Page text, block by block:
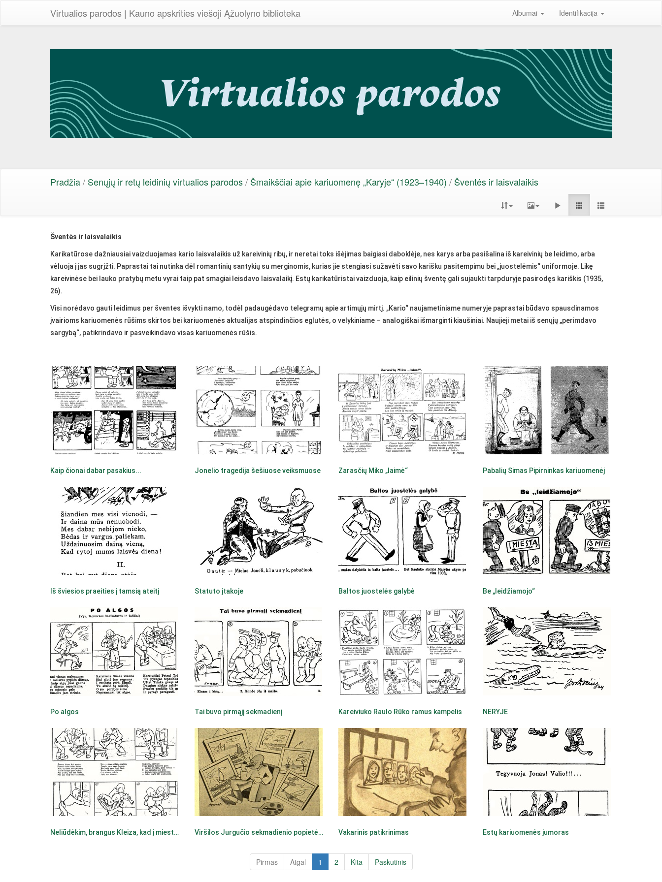
Virtualios parodos | Kauno apskrities viešoji Ąžuolyno biblioteka Albumai Identifikacija
Pradžia/ Senųjų ir retų leidinių virtualios parodos/ Šmaikščiai apie kariuomenę „Karyje“ (1923–1940) / Šventės ir laisvalaikis
Šventės ir laisvalaikis
Karikatūrose dažniausiai vaizduojamas kario laisvalaikis už kareivinių ribų, ir neretai toks išėjimas baigiasi daboklėje, nes karys arba pasišalina iš kareivinių be leidimo, arba
vėluoja į jas sugrįžti. Paprastai tai nutinka dėl romantinių santykių su merginomis, kurias jie stengiasi sužavėti savo karišku pasitempimu bei „juostelėmis“ uniformoje. Likę
kareivinėse bei lauko pratybų metu vyrai taip pat smagiai leisdavo laisvalaikį. Estų karikatūristai vaizduoja, kaip eilinių šventę gali sujaukti tarpduryje pasirodęs kariškis (1935,
26).
Visi norėdavo gauti leidimus per šventes išvykti namo, todėl padaugėdavo telegramų apie artimųjų mirtį. „Kario“ naujametiniame numeryje paprastai būdavo spausdinamos
įvairioms kariuomenės rūšims skirtos bei kariuomenės aktualijas atspindinčios eglutės, o velykiniame – analogiškai išmarginti kiaušiniai. Naujieji metai iš senųjų „perimdavo
sargybą“, patikrindavo ir pasveikindavo visas kariuomenės rūšis.
Kaip čionai dabar pasakius... Jonelio tragedija šešiuose veiksmuose Zarasčių Miko „laimė“ Pabalių Simas Pipirninkas kariuomenėj
Iš šviesios praeities į tamsią ateitį Statuto įtakoje Baltos juostelės galybė Be „leidžiamojo“
Po algos Tai buvo pirmąjį sekmadienį Kareiviuko Raulo Rūko ramus kampelis NERYJE
Neliūdėkim, brangus Kleiza, kad į miestą mūs neleidžia Viršilos Jurgučio sekmadienio popietė prie jūros Vakarinis patikrinimas Estų kariuomenės jumoras
Pirmas Atgal 1 2 Kita Paskutinis